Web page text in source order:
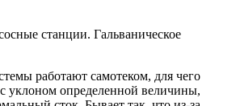
станции. Гальваническое
работают самотеком, для чего
уклоном определенной величины,